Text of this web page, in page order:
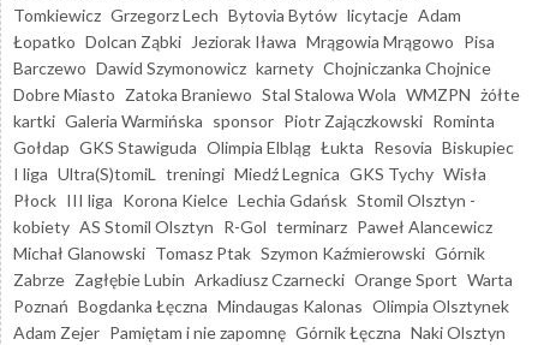
Tomkiewicz Grzegorz Lech Bytovia Bytów licytacje Adam
Łopatko Dolcan Ząbki Jeziorak Iława Mrągowia Mrągowo Pisa
Barczewo Dawid Szymonowicz karnety Chojniczanka Chojnice
Dobre Miasto Zatoka Braniewo Stal Stalowa Wola WMZPN żółte
kartki Galeria Warmińska sponsor Piotr Zajączkowski Rominta
Gołdap GKS Stawiguda Olimpia Elbląg Łukta Resovia Biskupiec
I liga Ultra(S)tomiL treningi Miedź Legnica GKS Tychy Wisła
Płock III liga Korona Kielce Lechia Gdańsk Stomil Olsztyn -
kobiety AS Stomil Olsztyn R-Gol terminarz Paweł Alancewicz
Michał Glanowski Tomasz Ptak Szymon Kaźmierowski Górnik
Zabrze Zagłębie Lubin Arkadiusz Czarnecki Orange Sport Warta
Poznań Bogdanka Łęczna Mindaugas Kalonas Olimpia Olsztynek
Adam Zejer Pamiętam i nie zapomnę Górnik Łęczna Naki Olsztyn